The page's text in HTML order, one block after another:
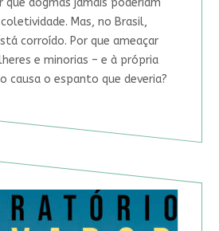
que dogmas jamais poderiam
Mas, no Brasil,
corroído. Por que ameaçar
e minorias – e à própria
causa o espanto que deveria?